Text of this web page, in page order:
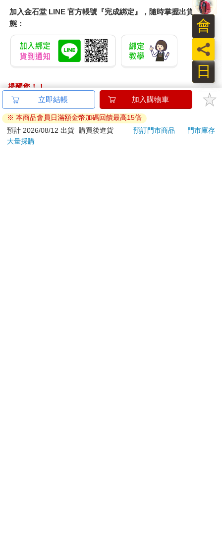
技領域，都必須要有人跨出第一步。我們就是在跨出第一步，而
且引以為傲，因為我們深信這絕對會帶來不少益處。
Nissan Leaf在二〇一一年獲選為世界年度風雲車（World Car of
the Year），到了二〇二〇年更成為將近十年來全球最暢銷的電動
車。戈恩大膽預測的一成市占率則是早在二〇一八年就在某個國
家成真：挪威有四成五的新車都是電動車。
是什麼讓戈恩有信心像這樣賭上整間公司的未來？他決定將公司
二〇〇七年的五十億美元研究預算，半數都投入電動車的開發──
就算無視全球各地專家的警告也在所不惜。這股自信究竟從何而
來？
遭到逮捕一週後，不知所措的卡洛斯．戈恩身在東京拘置所，盯
著四．八平方空尺牢房門上的單閂小窗。這座位在市中心的監獄
收容了三千名犯人，還在最近裝設了絞架，一九九五年東京地鐵
沙林毒氣事件的主謀麻原彰晃就是在這裡被處以絞刑。
加入金石堂 LINE 官方帳號『完成綁定』，隨時掌握出貨動
態：
提醒您！！
金石堂及銀行均不會請您操作ATM! 如接獲電話要求您前往
ATM提款機，請不要聽從指示，以免受騙上當！
退換貨須知：
**提醒您，鑑賞期不等於試用期，退回商品須為全新狀態**
立即結帳 加入購物車
※ 本商品會員日滿額金幣加碼回饋最高15倍
預計 2026/08/12 出貨
購買後進貨 預訂門市商品
門市庫存
大量採購
日
員
會